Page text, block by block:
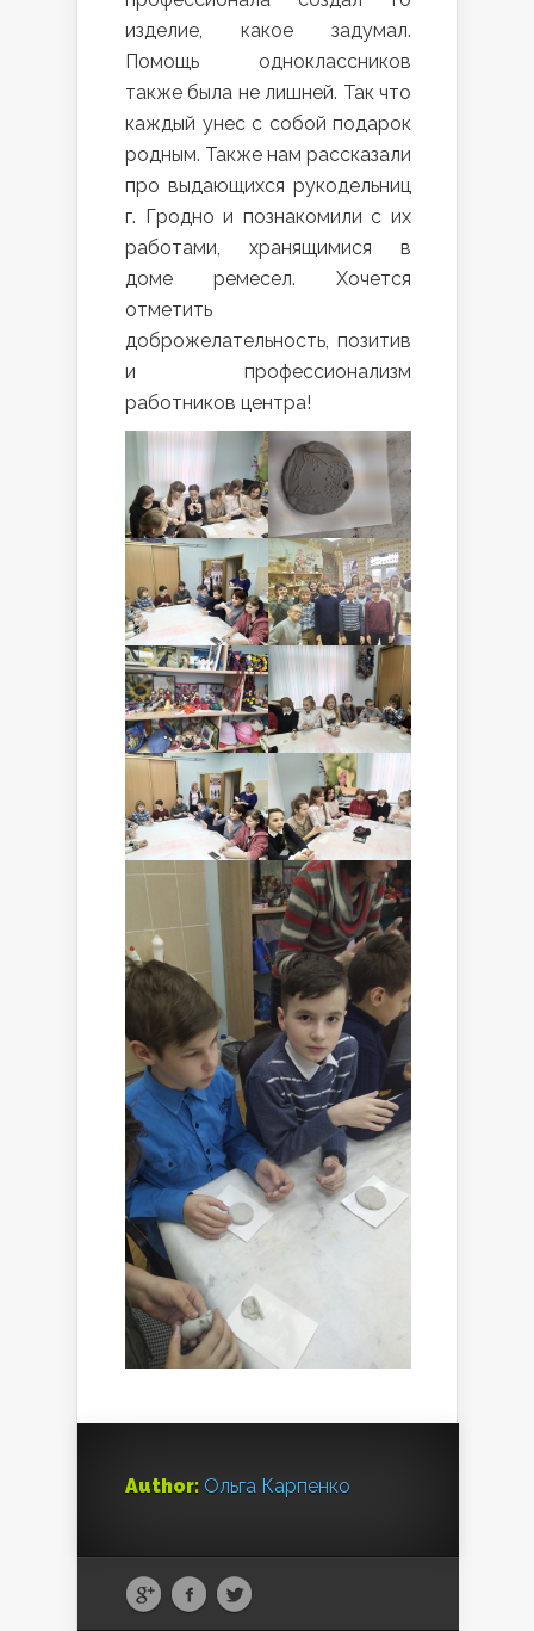
изделие, какое задумал.
Помощь одноклассников
также была не лишней. Так что
каждый унес с собой подарок
родным. Также нам рассказали
про выдающихся рукодельниц
г. Гродно и познакомили с их
работами, хранящимися в
доме ремесел. Хочется
отметить
доброжелательность, позитив
и профессионализм
работников центра!
Author: Ольга Карпенко